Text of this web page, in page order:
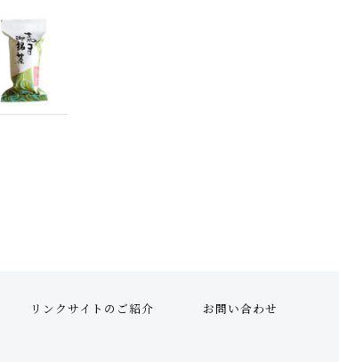
リンクサイトのご紹介 お問い合わせ